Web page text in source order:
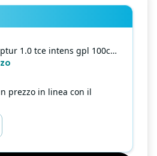
1.0 tce intens gpl 100cv my21
prezzo in linea con il